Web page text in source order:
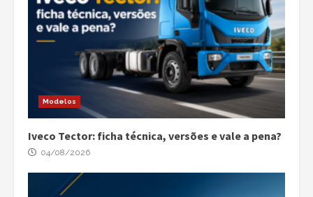
Modelos
Iveco Tector: ficha técnica, versões e vale a pena?
04/08/2026